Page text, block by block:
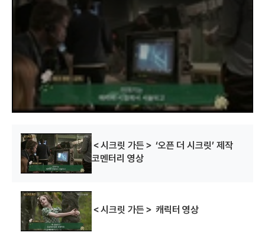
＜시크릿 가든＞ ‘오픈 더 시크릿’ 제작
코멘터리 영상
＜시크릿 가든＞ 캐릭터 영상